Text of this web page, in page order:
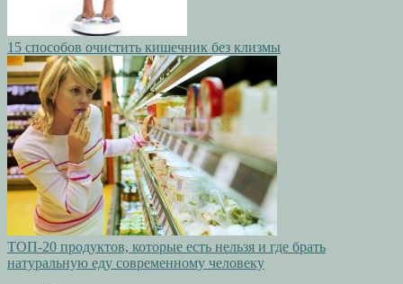
15 способов очистить кишечник без клизмы
ТОП-20 продуктов, которые есть нельзя и где брать
натуральную еду современному человеку